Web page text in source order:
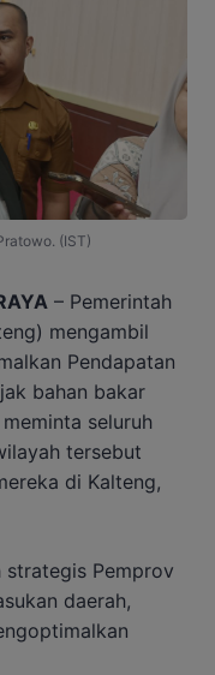
(IST)
– Pemerintah
mengambil
Pendapatan
bahan bakar
seluruh
tersebut
di Kalteng,
strategis Pemprov
daerah,